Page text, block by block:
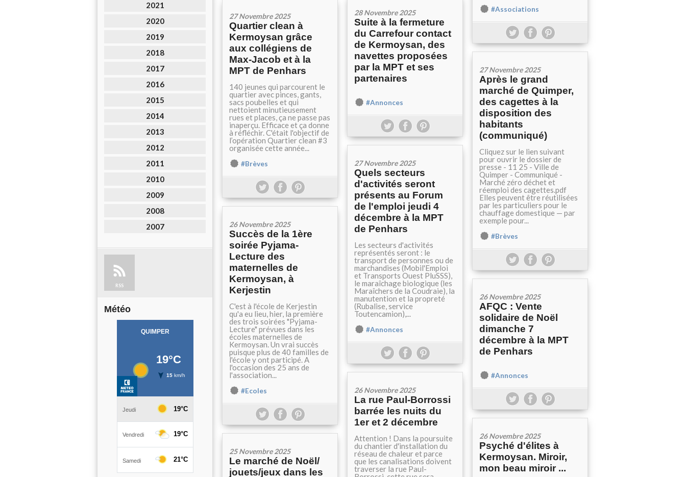
2021
2020
2019
2018
2017
2016
2015
2014
2013
2012
2011
2010
2009
2008
2007
RSS
Météo
#Associations
28 Novembre 2025
Suite à la fermeture
du Carrefour contact
de Kermoysan, des
navettes proposées
par la MPT et ses
partenaires
#Annonces
27 Novembre 2025
Quartier clean à
Kermoysan grâce
aux collégiens de
Max-Jacob et à la
MPT de Penhars
140 jeunes qui parcourent le
quartier avec pinces, gants,
sacs poubelles et qui
nettoient minutieusement
rues et places, ça ne passe pas
inaperçu. Efficace et ça donne
à réfléchir. C'était l'objectif de
l’opération Quartier clean #3
organisée cette année...
#Brèves
27 Novembre 2025
Après le grand
marché de Quimper,
des cagettes à la
disposition des
habitants
(communiqué)
Cliquez sur le lien suivant
pour ouvrir le dossier de
presse - 11 25 - Ville de
Quimper - Communiqué -
Marché zéro déchet et
réemploi des cagettes.pdf
Elles peuvent être réutilisées
par les particuliers pour le
chauffage domestique — par
exemple pour...
#Brèves
27 Novembre 2025
Quels secteurs
d'activités seront
présents au Forum
de l'emploi jeudi 4
décembre à la MPT
de Penhars
Les secteurs d'activités
représentés seront : le
transport de personnes ou de
marchandises (Mobil'Emploi
et Transports Ouest PluSSS),
le maraîchage biologique (les
Maraîchers de la Coudraie), la
manutention et la propreté
(Rubalise, service
Toutencamion),...
#Annonces
26 Novembre 2025
Succès de la 1ère
soirée Pyjama-
Lecture des
maternelles de
Kermoysan, à
Kerjestin
C'est à l'école de Kerjestin
qu'a eu lieu, hier, la première
des trois soirées "Pyjama-
Lecture" prévues dans les
écoles maternelles de
Kermoysan. Un vrai succès
puisque plus de 40 familles de
l'école y ont participé. A
l'occasion des 25 ans de
l'association...
#Ecoles
26 Novembre 2025
AFQC : Vente
solidaire de Noël
dimanche 7
décembre à la MPT
de Penhars
#Annonces
26 Novembre 2025
La rue Paul-Borrossi
barrée les nuits du
1er et 2 décembre
Attention ! Dans la poursuite
du chantier d'installation du
réseau de chaleur et parce
que les canalisations doivent
traverser la rue Paul-
26 Novembre 2025
Psyché d'élites à
Kermoysan. Miroir,
mon beau miroir ...
25 Novembre 2025
Le marché de Noël/
jouets/jeux dans les